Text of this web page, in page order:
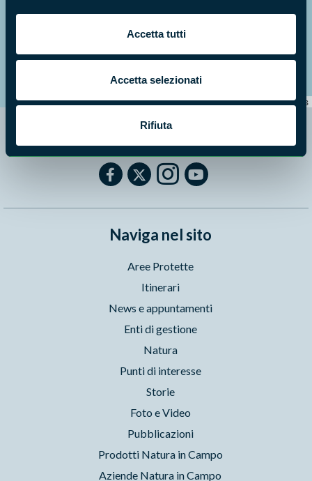
Accetta tutti
Accetta selezionati
Rifiuta
+
Leaflet|©OpenStreetMapcontributors
Segui i nostri social ufficiali
Naviga nel sito
Aree Protette
Itinerari
News e appuntamenti
Enti di gestione
Natura
Punti di interesse
Storie
Foto e Video
Pubblicazioni
Prodotti Natura in Campo
Aziende Natura in Campo